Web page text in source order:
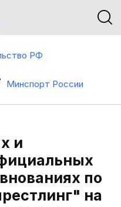
РФ
Минспорт России
и
по
на